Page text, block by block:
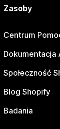
Zasoby
Centrum
Dokumentacja
Społeczność
Blog Shopify
Badania